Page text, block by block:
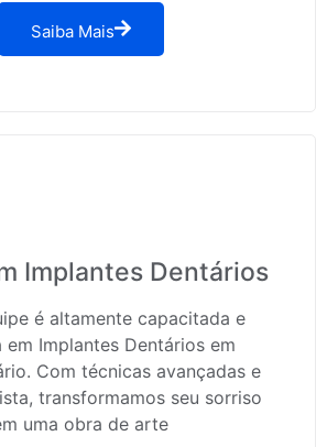
Saiba Mais
Implantes Dentários
é altamente capacitada e
em Implantes Dentários em
Com técnicas avançadas e
transformamos seu sorriso
uma obra de arte